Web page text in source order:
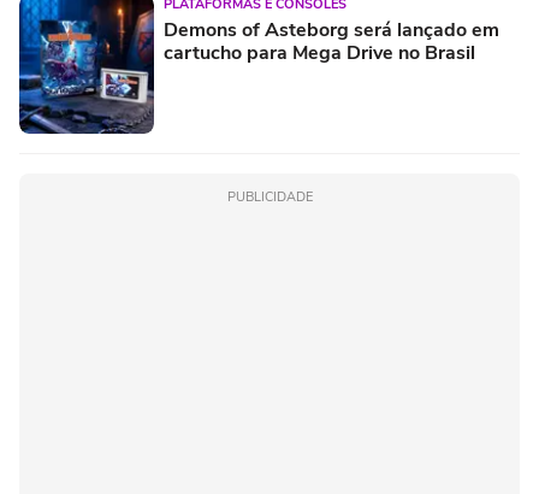
PLATAFORMAS E CONSOLES
Demons of Asteborg será lançado em
cartucho para Mega Drive no Brasil
PUBLICIDADE